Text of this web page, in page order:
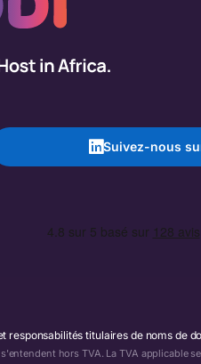
Suivez-nous
responsabilités titulaires de noms de
hors TVA. La TVA applicable